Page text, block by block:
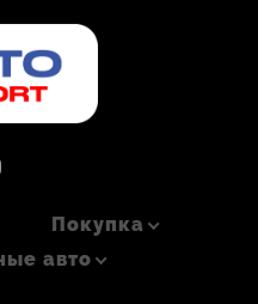
Покупка
авто